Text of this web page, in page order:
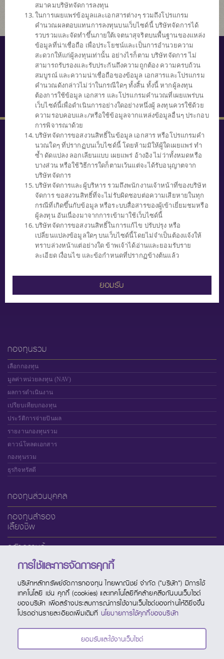
สมาคมบริษัทจัดการลงทุน
ในการเผยแพร่ข้อมูลและเอกสารต่างๆ รวมถึงโปรแกรม
คำนวณผลตอบแทนการลงทุนบนเว็บไซด์นี้ บริษัทจัดการได้
รวบรวมและจัดทำขึ้นภายใต้เจตนาสุจริตบนพื้นฐานของแหล่ง
ข้อมูลที่น่าเชื่อถือ เพื่อประโยชน์และเป็นการอำนวยความ
สะดวกให้แก่ผู้ลงทุนเท่านั้น อย่างไรก็ตาม บริษัทจัดการ ไม่
สามารถรับรองและรับประกันถึงความถูกต้อง ความครบถ้วน
สมบูรณ์ และความน่าเชื่อถือของข้อมูล เอกสารและโปรแกรม
คำนวณดังกล่าวไม่ว่าในกรณีใดๆ ทั้งสิ้น ทั้งนี้ หากผู้ลงทุน
ต้องการใช้ข้อมูล เอกสาร และโปรแกรมคำนวณที่เผยแพร่บน
เว็บไซด์นี้เพื่อดำเนินการอย่างใดอย่างหนึ่งผู้ ลงทุนควรใช้ด้วย
ความรอบคอบและ/หรือใช้ข้อมูลจากแหล่งข้อมูลอื่นๆ ประกอบ
การพิจารณาด้วย
บริษัทจัดการขอสงวนสิทธิ์ในข้อมูล เอกสาร หรือโปรแกรมคำ
นวณใดๆ ที่ปรากฏบนเว็บไซด์นี้ โดยห้ามมิให้ผู้ใดเผยแพร่ ทำ
ซ้ำ ดัดแปลง ลอกเลียนแบบ เผยแพร่ อ้างอิง ไม่ว่าทั้งหมดหรือ
บางส่วน หรือใช้วิธีการใดก็ตามเว้นแต่จะได้รับอนุญาตจาก
บริษัทจัดการ
บริษัทจัดการและผู้บริหาร รวมถึงพนักงานเจ้าหน้าที่ของบริษัท
จัดการ ขอสงวนสิทธิ์ที่จะไม่รับผิดชอบต่อความเสียหายในทุก
กรณีที่เกิดขึ้นกับข้อมูล หรือระบบสื่อสารของผู้เข้าเยี่ยมชมหรือ
ผู้ลงทุน อันเนื่องมาจากการเข้ามาใช้เว็บไซด์นี้
บริษัทจัดการขอสงวนสิทธิ์ในการแก้ไข ปรับปรุง หรือ
เปลี่ยนแปลงข้อมูลใดๆ บนเว็บไซด์นี้โดยไม่จำเป็นต้องแจ้งให้
ทราบล่วงหน้าแต่อย่างใด ข้าพเจ้าได้อ่านและยอมรับราย
ละเอียด เงื่อนไข และข้อกำหนดที่ปรากฏข้างต้นแล้ว
ยอมรับ
© สงวนลิขสิทธิ์ 2559 บริษัทหลักทรัพย์จัดการกองทุนไทยพาณิชย์ จำกัด
นโยบายความเป็นส่วนตัว
คำสงวนสิทธิ์
SECURITY TIPS
SCBAM
Client Relations
0 2777 7777
หรือ
0 2949 1500
ทุกวันทำการ (จันทร์ - ศุกร์)
เวลา 8.30 น. - 17.00 น.
"ผู้ลงทุนควรทำความเข้าใจ ลักษณะสินค้า เงื่อนไข ผลตอบแทน และความ
เสี่ยงก่อนตัดสินใจ"
กองทุนรวม
เลือกกองทุน
มูลค่าหน่วยลงทุน (NAV)
ผลการดำเนินงาน
เปรียบเทียบกองทุน
ประวัติการจ่ายปันผล
รายงานกองทุนรวม
ดาวน์โหลดเอกสาร
กองทุนรวม
ธุรกิจทรัสตี
กองทุนส่วนบุคคล
กองทุนสำรอง
เลี้ยงชีพ
คลังความรู้
เกี่ยวกับ SCBAM
บริการออนไลน์
ช่องทางบริการ
ปฏิทินกองทุน
ติดต่อ SCBAM
การใช้และการจัดการคุกกี้
บริษัทหลักทรัพย์จัดการกองทุน ไทยพาณิชย์ จำกัด ("บริษัท") มีการใช้
เทคโนโลยี เช่น คุกกี้ (cookies) และเทคโนโลยีที่คล้ายคลึงกันบนเว็บไซต์
ของบริษัท เพื่อสร้างประสบการณ์การใช้งานเว็บไซต์ของท่านให้ดียิ่งขึ้น
โปรดอ่านรายละเอียดเพิ่มเติมที่ นโยบายการใช้คุกกี้ของบริษัท
ยอมรับและใช้งานเว็บไซต์